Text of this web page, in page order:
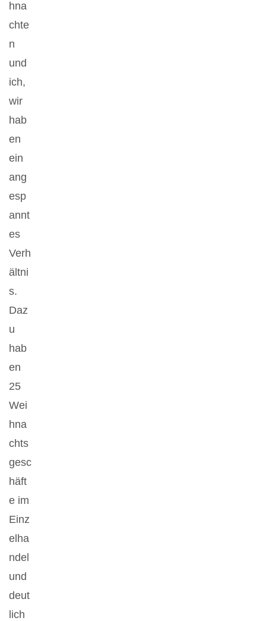
hna
chte
n
und
ich,
wir
hab
en
ein
ang
esp
annt
es
Verh
ältni
s.
Daz
u
hab
en
25
Wei
hna
chts
gesc
häft
e im
Einz
elha
ndel
und
deut
lich